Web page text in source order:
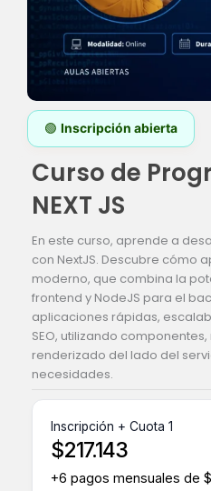
🟢Inscripción abierta
Curso de
NEXT JS
En este curso, aprende a
con NextJS. Descubre cómo
moderno, que combina la
frontend y NodeJS para el
aplicaciones rápidas,
SEO, utilizando
renderizado del lado del
necesidades.
Inscripción + Cuota 1
$217.143
+6 pagos mensuales de $